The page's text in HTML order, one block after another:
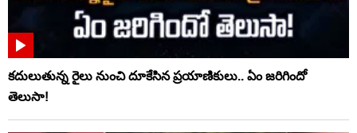
కదులుతున్న రైలు నుంచి దూకేసిన ప్రయాణికులు.. ఏం జరిగిందో
తెలుసా!